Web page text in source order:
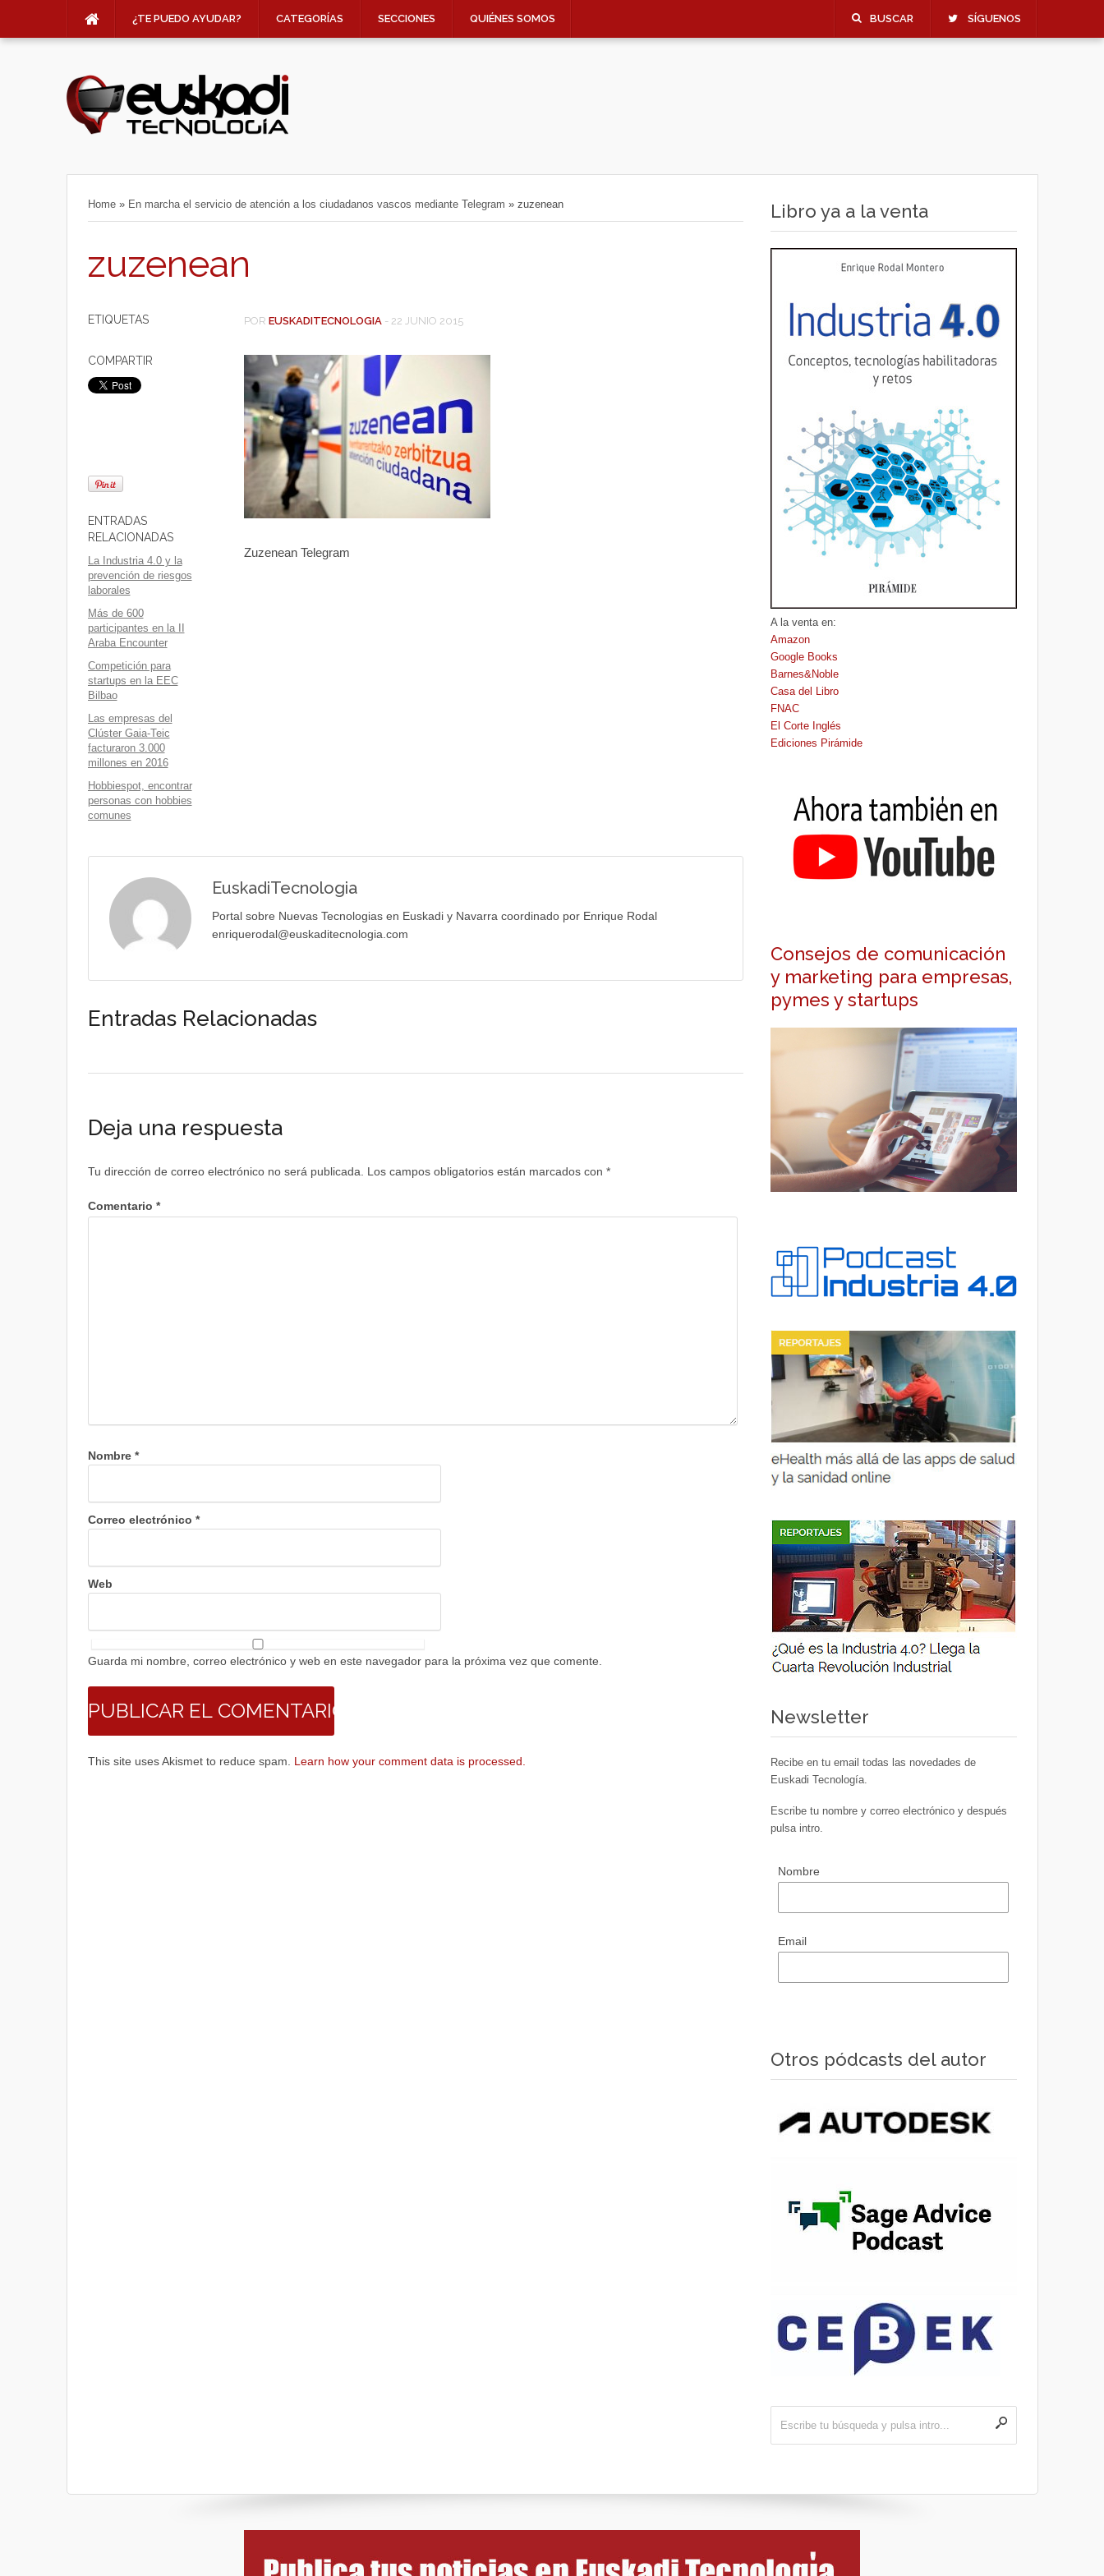
¿TE PUEDO AYUDAR? CATEGORÍAS SECCIONES QUIÉNES SOMOS BUSCAR SÍGUENOS
Home » En marcha el servicio de atención a los ciudadanos vascos mediante Telegram » zuzenean
zuzenean
ETIQUETAS
COMPARTIR
ENTRADAS
RELACIONADAS
La Industria 4.0 y la
prevención de riesgos
laborales
Más de 600
participantes en la II
Araba Encounter
Competición para
startups en la EEC
Bilbao
Las empresas del
Clúster Gaia-Teic
facturaron 3.000
millones en 2016
Hobbiespot, encontrar
personas con hobbies
comunes
POR EUSKADITECNOLOGIA - 22 JUNIO 2015
Zuzenean Telegram
EuskadiTecnologia
Portal sobre Nuevas Tecnologias en Euskadi y Navarra coordinado por Enrique Rodal
enriquerodal@euskaditecnologia.com
Entradas Relacionadas
Deja una respuesta
Tu dirección de correo electrónico no será publicada. Los campos obligatorios están marcados con *
Comentario *
Nombre *
Correo electrónico *
Web
Guarda mi nombre, correo electrónico y web en este navegador para la próxima vez que comente.
This site uses Akismet to reduce spam. Learn how your comment data is processed.
Libro ya a la venta
A la venta en:
Amazon
Google Books
Barnes&Noble
Casa del Libro
FNAC
El Corte Inglés
Ediciones Pirámide
Consejos de comunicación
y marketing para empresas,
pymes y startups
Newsletter
Recibe en tu email todas las novedades de
Euskadi Tecnología.
Escribe tu nombre y correo electrónico y después
pulsa intro.
Nombre
Email
Otros pódcasts del autor